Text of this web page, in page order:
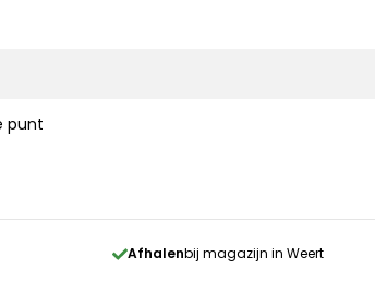
punt
Afhalenbij magazijn in Weert